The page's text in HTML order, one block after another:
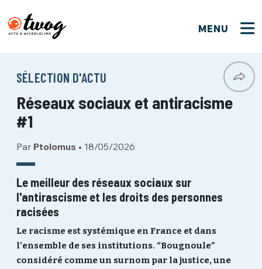
MENU
SÉLECTION D'ACTU
Réseaux sociaux et antiracisme
#1
Par Ptolomus • 18/05/2026
Le meilleur des réseaux sociaux sur
l'antirascisme et les droits des personnes
racisées
Le racisme est systémique en France et dans
l’ensemble de ses institutions. “Bougnoule”
considéré comme un surnom par la justice, une
Bienvenue !
PSEUDO*
EMAIL*
PASSWORD*
Connexion
PSEUDO
MOT DE PASSE Mot de passe perdu ?
CONNEXION
VOTRE PARTICIPATION
Que souhaitez-vous proposer ?
Quelques tweets
C'EST PARTI
Ma propre sélection
ME CONNECTER